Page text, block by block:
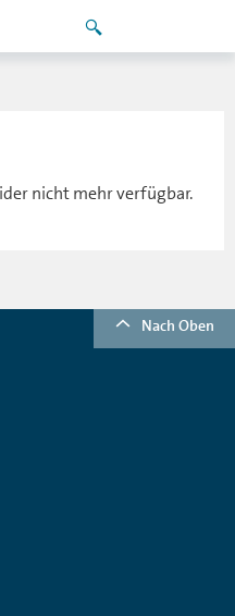
nicht mehr verfügbar.
Nach Oben